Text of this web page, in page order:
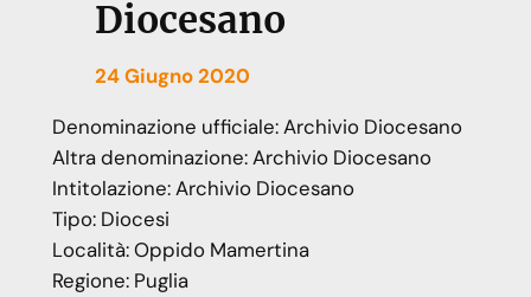
Diocesano
24 Giugno 2020
Denominazione ufficiale:Archivio Diocesano
Altra denominazione:Archivio Diocesano
Intitolazione:Archivio Diocesano
Tipo: Diocesi
Località:Oppido Mamertina
Regione: Puglia